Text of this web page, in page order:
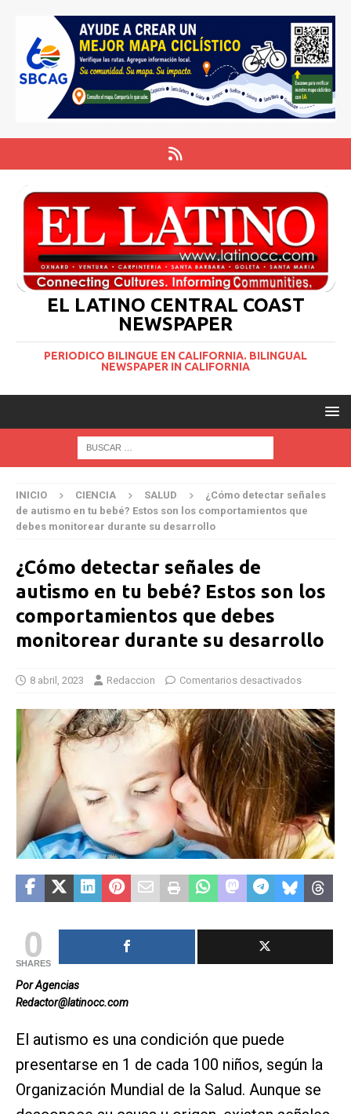
EL LATINO CENTRAL COAST
NEWSPAPER
PERIODICO BILINGUE EN CALIFORNIA. BILINGUAL
NEWSPAPER IN CALIFORNIA
INICIO CIENCIA SALUD
¿Cómo detectar señales
de autismo en tu bebé? Estos son los comportamientos que
debes monitorear durante su desarrollo
¿Cómo detectar señales de
autismo en tu bebé? Estos son los
comportamientos que debes
monitorear durante su desarrollo
8 abril, 2023 Redaccion Comentarios desactivados
0
SHARES
Por Agencias
Redactor@latinocc.com
El autismo es una condición que puede
presentarse en 1 de cada 100 niños, según la
Organización Mundial de la Salud. Aunque se